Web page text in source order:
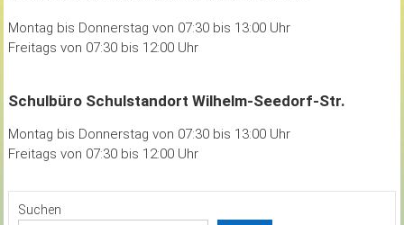
Montag bis Donnerstag von 07:30 bis 13:00 Uhr
Freitags von 07:30 bis 12:00 Uhr
Schulbüro Schulstandort Wilhelm-Seedorf-Str.
Montag bis Donnerstag von 07:30 bis 13:00 Uhr
Freitags von 07:30 bis 12:00 Uhr
Suchen